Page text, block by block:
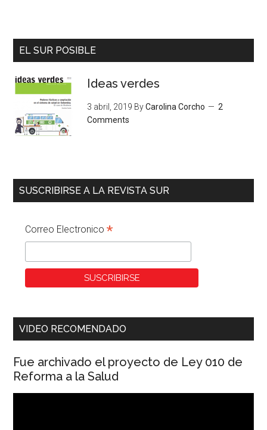
EL SUR POSIBLE
Ideas verdes
3 abril, 2019 ByCarolina Corcho
2
Comments
SUSCRIBIRSE A LA REVISTA SUR
Correo Electronico*
VIDEO RECOMENDADO
Fue archivado el proyecto de Ley 010 de
Reforma a la Salud